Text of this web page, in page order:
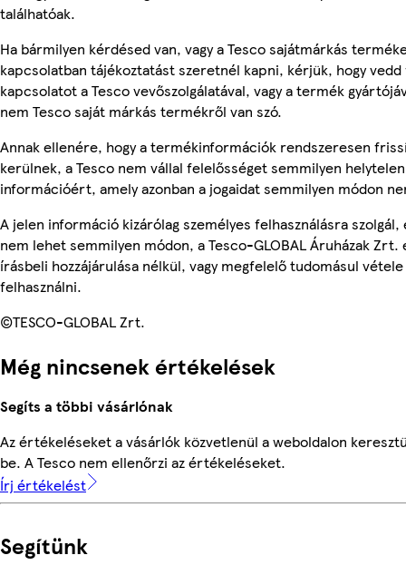
találhatóak.
Ha bármilyen kérdésed van, vagy a Tesco sajátmárkás
kapcsolatban tájékoztatást szeretnél kapni, kérjük, hogy vedd
kapcsolatot a Tesco vevőszolgálatával, vagy a termék
nem Tesco saját márkás termékről van szó.
Annak ellenére, hogy a termékinformációk rendszeresen
kerülnek, a Tesco nem vállal felelősséget semmilyen helytelen
információért, amely azonban a jogaidat semmilyen módon
A jelen információ kizárólag személyes felhasználásra szolgál,
nem lehet semmilyen módon, a Tesco-GLOBAL Áruházak Zrt.
írásbeli hozzájárulása nélkül, vagy megfelelő tudomásul
felhasználni.
©TESCO-GLOBAL Zrt.
Még nincsenek értékelések
Segíts a többi vásárlónak
Az értékeléseket a vásárlók közvetlenül a weboldalon
be. A Tesco nem ellenőrzi az értékeléseket.
Írj értékelést
Segítünk